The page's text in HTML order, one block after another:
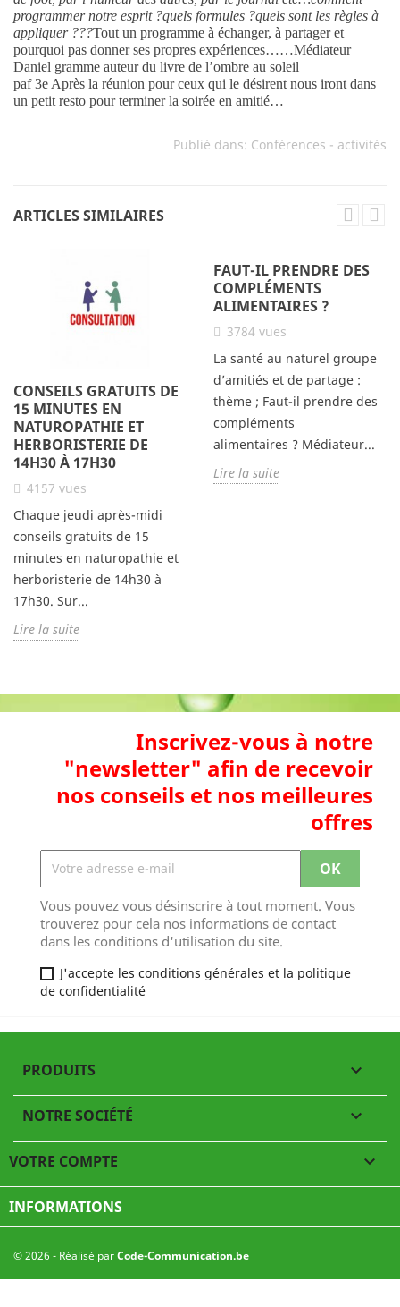
programmer notre esprit ?quels formules ?quels sont les règles à
appliquer ???Tout un programme à échanger, à partager et
pourquoi pas donner ses propres expériences……Médiateur
Daniel gramme auteur du livre de l’ombre au soleil
paf 3e Après la réunion pour ceux qui le désirent nous iront dans
un petit resto pour terminer la soirée en amitié…
Publié dans: Conférences - activités
ARTICLES SIMILAIRES
CONSEILS GRATUITS DE
15 MINUTES EN
NATUROPATHIE ET
HERBORISTERIE DE
14H30 À 17H30
4157 vues
Chaque jeudi après-midi
conseils gratuits de 15
minutes en naturopathie et
herboristerie de 14h30 à
17h30. Sur...
Lire la suite
FAUT-IL PRENDRE DES
COMPLÉMENTS
ALIMENTAIRES ?
3784 vues
La santé au naturel groupe
d’amitiés et de partage :
thème ; Faut-il prendre des
compléments
alimentaires ? Médiateur...
Lire la suite
Inscrivez-vous à notre
"newsletter" afin de recevoir
nos conseils et nos meilleures
offres
Vous pouvez vous désinscrire à tout moment. Vous
trouverez pour cela nos informations de contact
dans les conditions d'utilisation du site.
J'accepte les conditions générales et la politique
de confidentialité
PRODUITS 
NOTRE SOCIÉTÉ 
VOTRE COMPTE 
INFORMATIONS
© 2026 - Réalisé parCode-Communication.be